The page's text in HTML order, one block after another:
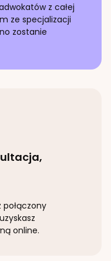
z całej
ze specjalizacji
zostanie
online.